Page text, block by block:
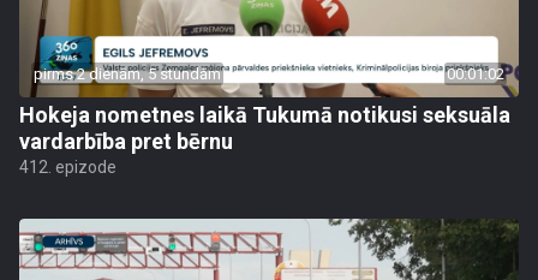
pirms 2 dienām, 5 stundām 00:01:02
Hokeja nometnes laikā Tukumā notikusi seksuāla
vardarbība pret bērnu
412. epizode